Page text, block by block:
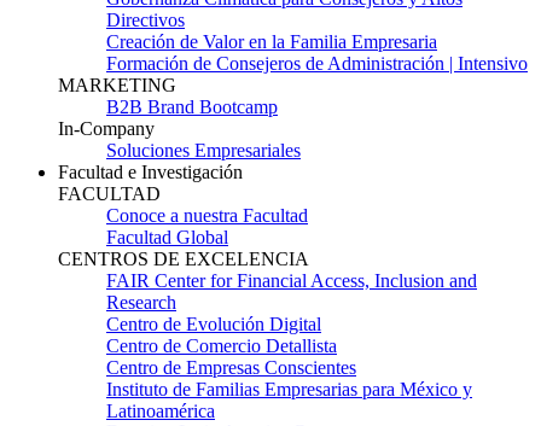
Directivos
Creación de Valor en la Familia Empresaria
Formación de Consejeros de Administración | Intensivo
MARKETING
B2B Brand Bootcamp
In-Company
Soluciones Empresariales
Facultad e Investigación
FACULTAD
Conoce a nuestra Facultad
Facultad Global
CENTROS DE EXCELENCIA
FAIR Center for Financial Access, Inclusion and
Research
Centro de Evolución Digital
Centro de Comercio Detallista
Centro de Empresas Conscientes
Instituto de Familias Empresarias para México y
Latinoamérica